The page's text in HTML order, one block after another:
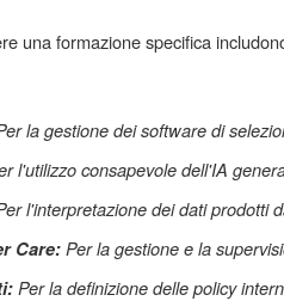
una formazione specifica
la gestione dei software di
l'utilizzo consapevole dell'IA
l'interpretazione dei dati prodotti
Care: Per la gestione e la
Per la definizione delle policy